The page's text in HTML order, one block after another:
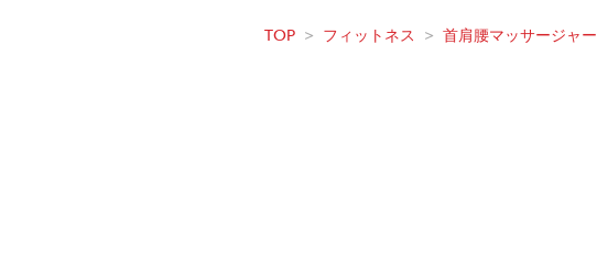
TOP > フィットネス > 首肩腰マッサージャー